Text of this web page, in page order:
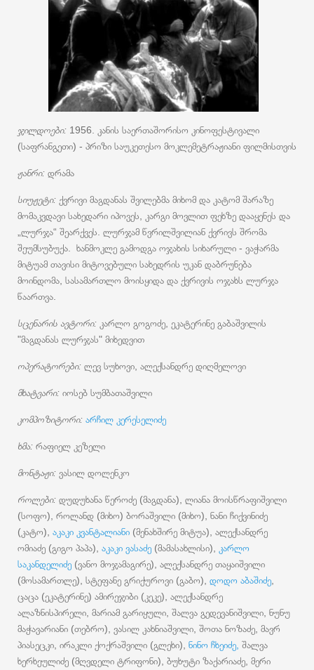
ჯილდოები: 1956. კანის საერთაშორისო კინოფესტივალი
(საფრანგეთი) - პრიზი საუკეთესო მოკლემეტრაჟიანი ფილმისთვის
ჟანრი: დრამა
სიუჟეტი: ქვრივი მაგდანას შვილებმა მიხომ და კატომ შარაზე
მომაკვდავი სახედარი იპოვეს, კარგი მოვლით ფეხზე დააყენეს და
„ლურჯა“ შეარქვეს. ლურჯამ წვრილშვილიან ქვრივს შრომა
შეუმსუბუქა. ხანმოკლე გამოდგა ოჯახის სიხარული - ვაჭარმა
მიტუამ თავისი მიტოვებული სახედრის უკან დაბრუნება
მოინდომა, სასამართლო მოისყიდა და ქვრივის ოჯახს ლურჯა
წაართვა.
სცენარის ავტორი: კარლო გოგოძე, ეკატერინე გაბაშვილის
"მაგდანას ლურჯას" მიხედვით
ოპერატორები: ლევ სუხოვი, ალექსანდრე დიღმელოვი
მხატვარი: იოსებ სუმბათაშვილი
კომპოზიტორი: არჩილ კერესელიძე
ხმა: რაფიელ კეზელი
მონტაჟი: ვასილ დოლენკო
როლები: დუდუხანა წეროძე (მაგდანა), ლიანა მოისწრაფიშვილი
(სოფო), როლანდ (მიხო) ბორაშვილი (მიხო), ნანი ჩიქვინიძე
(კატო), აკაკი კვანტალიანი (მენახშირე მიტუა), ალექსანდრე
ომიაძე (გიგო პაპა), აკაკი ვასაძე (მამასახლისი),
კარლო
საკანდელიძე (ვანო მოჯამაგირე), ალექსანდრე თაყაიშვილი
(მოსამართლე), სტეფანე გრიქუროვი (გაბო), დოდო აბაშიძე
ცაცა (ეკატერინე) ამირეჯიბი (კეკე), ალექსანდრე
ალაზნისპირელი, მარიამ გარიყული, შალვა გედევანიშვილი, ნუნუ
მაჭავარიანი (თებრო), ვასილ კახნიაშვილი, შოთა ნოზაძე, მავრ
პიასეცკი, ირაკლი ქოქრაშვილი (გლეხი), ნინო ჩხეიძე, შალვა
ხერხეულიძე (მღვდელი ტრიფონი), ბუხუტი ზაქარიაძე, მერი